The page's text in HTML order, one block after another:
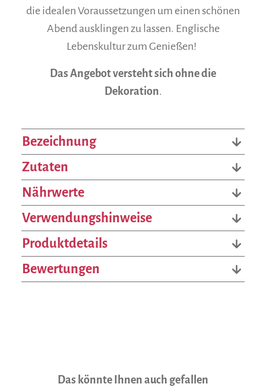
die idealen Voraussetzungen um einen schönen
Abend ausklingen zu lassen. Englische
Lebenskultur zum Genießen!
Das Angebot versteht sich ohne die
Dekoration.
Bezeichnung
Zutaten
Nährwerte
Verwendungshinweise
Produktdetails
Bewertungen
Produktgalerie überspringen
Das könnte Ihnen auch gefallen